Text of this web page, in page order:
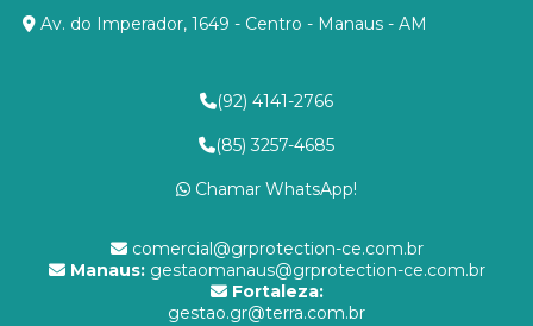
Av. do Imperador, 1649 - Centro - Manaus - AM
(92) 4141-2766
(85) 3257-4685
Chamar WhatsApp!
comercial@grprotection-ce.com.br
Manaus:gestaomanaus@grprotection-ce.com.br
Fortaleza:
gestao.gr@terra.com.br